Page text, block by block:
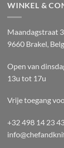
WINKEL &
Maandagstraat
9660 Brakel,
Open van
13u tot 17u
Vrije toegang
+32 498 14 23